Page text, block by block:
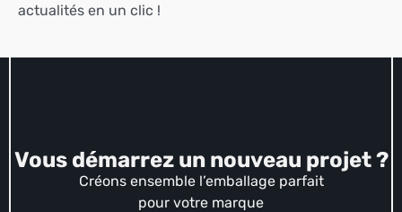
actualités en un clic !
Vous démarrez un nouveau projet ?
Créons ensemble l’emballage parfait
pour votre marque